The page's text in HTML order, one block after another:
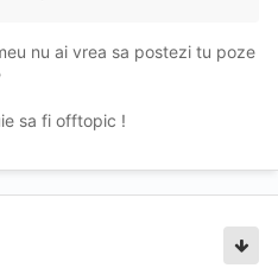
nu ai vrea sa postezi tu poze
sa fi offtopic !